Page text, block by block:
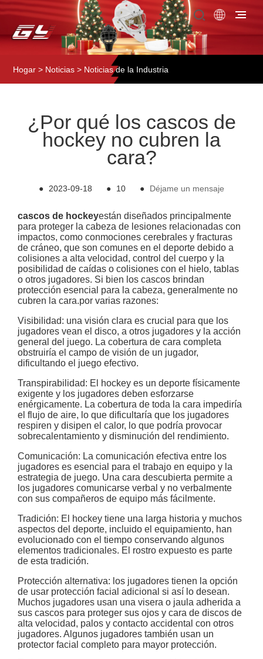
Hogar > Noticias > Noticias de la Industria
¿Por qué los cascos de
hockey no cubren la
cara?
● 2023-09-18 ● 10 ● Déjame un mensaje
cascos de hockeyestán diseñados principalmente
para proteger la cabeza de lesiones relacionadas con
impactos, como conmociones cerebrales y fracturas
de cráneo, que son comunes en el deporte debido a
colisiones a alta velocidad, control del cuerpo y la
posibilidad de caídas o colisiones con el hielo, tablas
o otros jugadores. Si bien los cascos brindan
protección esencial para la cabeza, generalmente no
cubren la cara.por varias razones:
Visibilidad: una visión clara es crucial para que los
jugadores vean el disco, a otros jugadores y la acción
general del juego. La cobertura de cara completa
obstruiría el campo de visión de un jugador,
dificultando el juego efectivo.
Transpirabilidad: El hockey es un deporte físicamente
exigente y los jugadores deben esforzarse
enérgicamente. La cobertura de toda la cara impediría
el flujo de aire, lo que dificultaría que los jugadores
respiren y disipen el calor, lo que podría provocar
sobrecalentamiento y disminución del rendimiento.
Comunicación: La comunicación efectiva entre los
jugadores es esencial para el trabajo en equipo y la
estrategia de juego. Una cara descubierta permite a
los jugadores comunicarse verbal y no verbalmente
con sus compañeros de equipo más fácilmente.
Tradición: El hockey tiene una larga historia y muchos
aspectos del deporte, incluido el equipamiento, han
evolucionado con el tiempo conservando algunos
elementos tradicionales. El rostro expuesto es parte
de esta tradición.
Protección alternativa: los jugadores tienen la opción
de usar protección facial adicional si así lo desean.
Muchos jugadores usan una visera o jaula adherida a
sus cascos para proteger sus ojos y cara de discos de
alta velocidad, palos y contacto accidental con otros
jugadores. Algunos jugadores también usan un
protector facial completo para mayor protección.